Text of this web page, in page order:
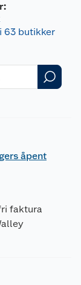
63 butikker
åpent
faktura